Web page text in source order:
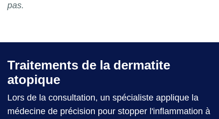
pas.
Traitements de la dermatite
atopique
Lors de la consultation, un spécialiste applique la
médecine de précision pour stopper l'inflammation à